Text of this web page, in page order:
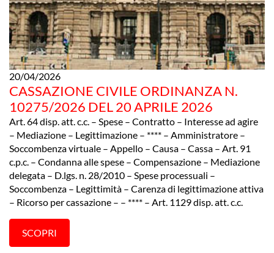
20/04/2026
CASSAZIONE CIVILE ORDINANZA N.
10275/2026 DEL 20 APRILE 2026
Art. 64 disp. att. c.c. – Spese – Contratto – Interesse ad agire
– Mediazione – Legittimazione – **** – Amministratore –
Soccombenza virtuale – Appello – Causa – Cassa – Art. 91
c.p.c. – Condanna alle spese – Compensazione – Mediazione
delegata – D.lgs. n. 28/2010 – Spese processuali –
Soccombenza – Legittimità – Carenza di legittimazione attiva
– Ricorso per cassazione – – **** – Art. 1129 disp. att. c.c.
SCOPRI